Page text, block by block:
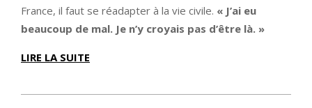
France, il faut se réadapter à la vie civile. « J’ai eu
beaucoup de mal. Je n’y croyais pas d’être là. »
LIRE LA SUITE